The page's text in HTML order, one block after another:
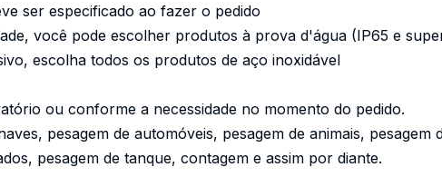
ser especificado ao fazer o pedido
você pode escolher produtos à prova d'água (IP65 e
escolha todos os produtos de aço inoxidável
ou conforme a necessidade no momento do pedido.
pesagem de automóveis, pesagem de animais, pesagem
pesagem de tanque, contagem e assim por diante.